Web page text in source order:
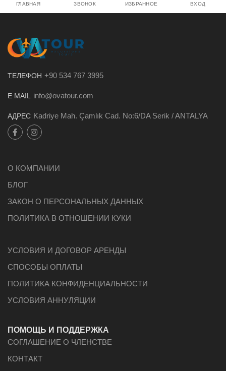
ГЛАВНАЯ ЗВОНОК ИЗБРАННОЕ ВХОД
ТЕЛЕФОН +90 534 767 3995
E MAIL info@ovatour.com
АДРЕС Kadriye Mah. Çamlık Cad. No:6/DA Serik / ANTALYA
О КОМПАНИИ
БЛОГ
ЗАКОН О ПЕРСОНАЛЬНЫХ ДАННЫХ
ПОЛИТИКА В ОТНОШЕНИИ КУКИ
УСЛОВИЯ И ДОГОВОР АРЕНДЫ
СПОСОБЫ ОПЛАТЫ
ПОЛИТИКА КОНФИДЕНЦИАЛЬНОСТИ
УСЛОВИЯ АННУЛЯЦИИ
ПОМОЩЬ И ПОДДЕРЖКА
СОГЛАШЕНИЕ О ЧЛЕНСТВЕ
КОНТАКТ